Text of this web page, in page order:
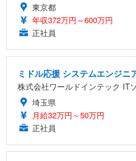
東京都
年収372万円～600万円
正社員
ミドル応援 システムエンジニ
株式会社ワールドインテック IT
埼玉県
月給32万円～50万円
正社員